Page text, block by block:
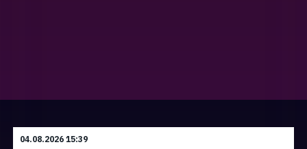
04.08.2026 15:39